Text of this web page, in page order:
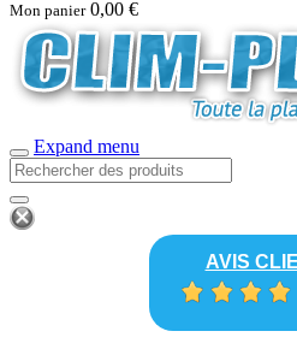
Mon panier 0,00 €
Expand menu
AVIS